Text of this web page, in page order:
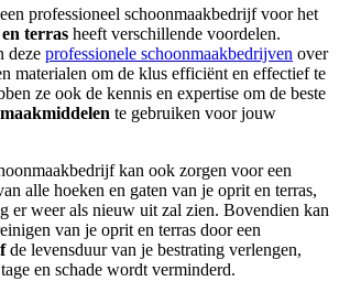
professioneel schoonmaakbedrijf voor het
terras heeft verschillende voordelen.
deze professionele schoonmaakbedrijven over
materialen om de klus efficiënt en effectief te
ze ook de kennis en expertise om de beste
te gebruiken voor jouw
kan ook zorgen voor een
alle hoeken en gaten van je oprit en terras,
er weer als nieuw uit zal zien. Bovendien kan
van je oprit en terras door een
de levensduur van je bestrating verlengen,
en schade wordt verminderd.